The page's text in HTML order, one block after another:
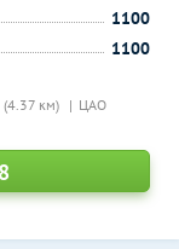
(4.37 км) ЦАО
1100
1100